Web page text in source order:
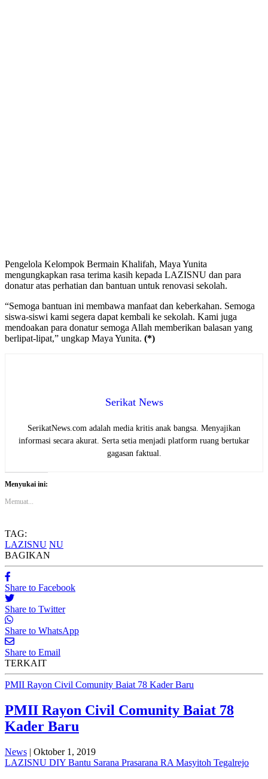
Pengelola Kelompok Bermain Khalifah, Maya Yunita
mengungkapkan rasa terima kasih kepada LAZISNU dan para
donatur atas perhatian dan bantuan untuk renovasi sekolah.
“Semoga bantuan ini membawa manfaat dan keberkahan. Semoga
siswa-siswi kami segera dapat kembali ke sekolah. Kami juga
mendoakan para donatur semoga Allah memberikan balasan yang
berlipat-lipat,” ungkap Maya Yunita. (*)
Serikat News
SerikatNews.com adalah media kritis anak bangsa. Menyajikan
informasi secara akurat. Serta setia menjadi platform ruang bertukar
gagasan faktual.
Menyukai ini:
Memuat...
TAG:
LAZISNU NU
BAGIKAN
Share to Facebook
Share to Twitter
Share to WhatsApp
Share to Email
TERKAIT
PMII Rayon Civil Comunity Baiat 78 Kader Baru
PMII Rayon Civil Comunity Baiat 78
Kader Baru
News | Oktober 1, 2019
LAZISNU DIY Bantu Sarana Prasarana RA Masyitoh Tegalrejo